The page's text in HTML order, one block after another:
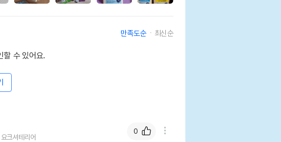
만족도순 최신순
할 수 있어요.
요크셔테리어
0